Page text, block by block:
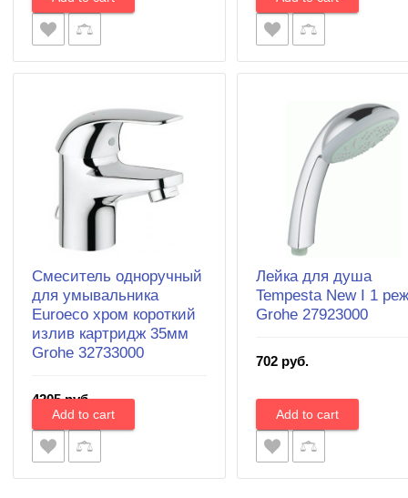
Смеситель одноручный
для умывальника
Euroeco хром короткий
излив картридж 35мм
Grohe 32733000
4205 руб.
Лейка для душа
Tempesta New I 1
Grohe 27923000
702 руб.